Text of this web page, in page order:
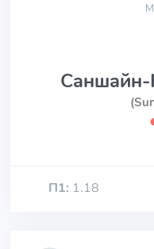
Саншайн-
П1: 1.18